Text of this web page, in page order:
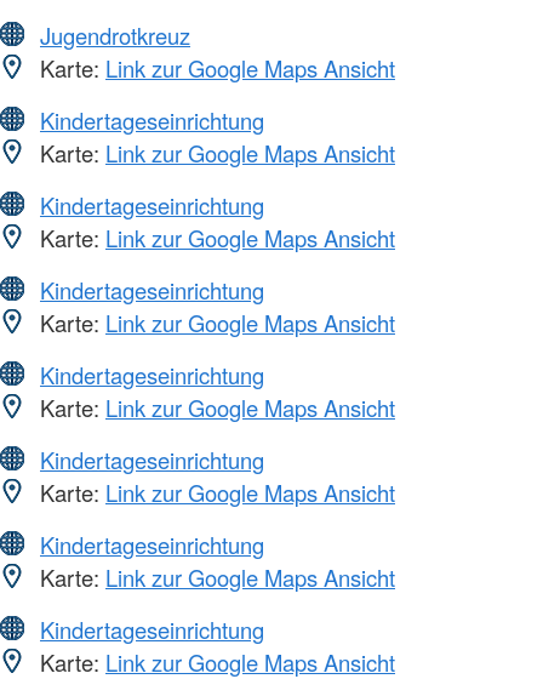
Jugendrotkreuz
Karte: Link zur Google Maps Ansicht
Kindertageseinrichtung
Karte: Link zur Google Maps Ansicht
Kindertageseinrichtung
Karte: Link zur Google Maps Ansicht
Kindertageseinrichtung
Karte: Link zur Google Maps Ansicht
Kindertageseinrichtung
Karte: Link zur Google Maps Ansicht
Kindertageseinrichtung
Karte: Link zur Google Maps Ansicht
Kindertageseinrichtung
Karte: Link zur Google Maps Ansicht
Kindertageseinrichtung
Karte: Link zur Google Maps Ansicht